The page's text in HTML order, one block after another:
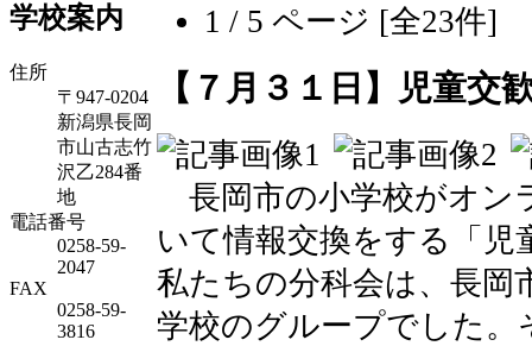
学校案内
住所
〒947-0204
新潟県長岡
市山古志竹
沢乙284番
地
電話番号
0258-59-
2047
FAX
0258-59-
3816
1 / 5 ページ [全23件]
【７月３１日】児童交
長岡市の小学校がオン
いて情報交換をする「児
私たちの分科会は、長岡
学校のグループでした